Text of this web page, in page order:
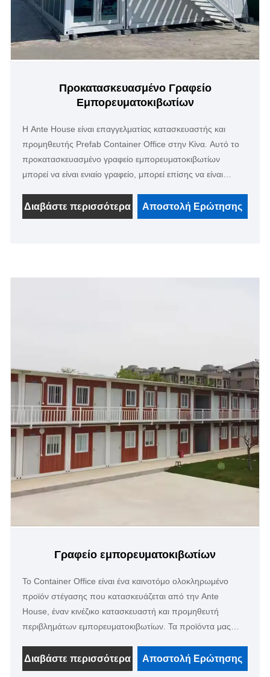
Προκατασκευασμένο Γραφείο
Εμπορευματοκιβωτίων
Η Ante House είναι επαγγελματίας κατασκευαστής και
προμηθευτής Prefab Container Office στην Κίνα. Αυτό το
προκατασκευασμένο γραφείο εμπορευματοκιβωτίων
μπορεί να είναι ενιαίο γραφείο, μπορεί επίσης να είναι
προσαρμοσμένο. Και είμαστε το επαγγελματικό εργοστάσιο
με περισσότερα από 10 χρόνια, μπορείτε να μας πιστέψετε.
Διαβάστε περισσότερα Αποστολή Ερώτησης
Γραφείο εμπορευματοκιβωτίων
Το Container Office είναι ένα καινοτόμο ολοκληρωμένο
προϊόν στέγασης που κατασκευάζεται από την Ante
House, έναν κινέζικο κατασκευαστή και προμηθευτή
περιβλημάτων εμπορευματοκιβωτίων. Τα προϊόντα μας
περιβάλλον τεχνολογία, παρέχοντας υπηρεσίες σχεδιασμού
και κατασκευής. Τα προϊόντα μπορούν να συνδεθούν
Διαβάστε περισσότερα Αποστολή Ερώτησης